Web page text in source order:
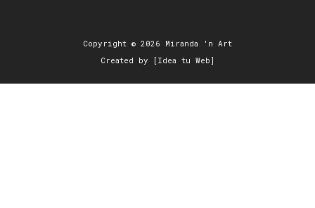
Copyright © 2026 Miranda 'n Art
Created by [Idea tu Web]